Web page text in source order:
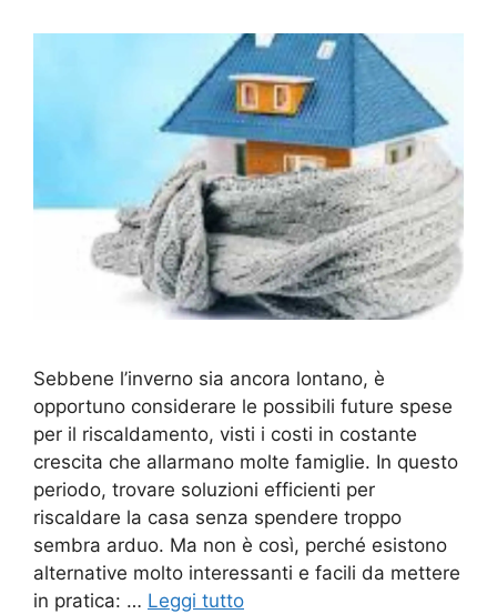
Sebbene l’inverno sia ancora lontano, è
opportuno considerare le possibili future spese
per il riscaldamento, visti i costi in costante
crescita che allarmano molte famiglie. In questo
periodo, trovare soluzioni efficienti per
riscaldare la casa senza spendere troppo
sembra arduo. Ma non è così, perché esistono
alternative molto interessanti e facili da mettere
in pratica: … Leggi tutto